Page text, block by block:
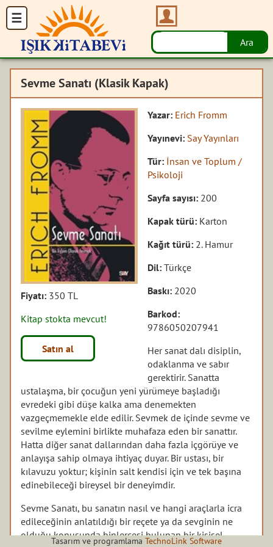
Sevme Sanatı (Klasik Kapak)
Fiyatı: 350 TL
Kitap stokta mevcut!
Satın al
Yazar: Erich Fromm
Yayınevi: Say Yayınları
Tür: İnsan ve Toplum /
Psikoloji
Sayfa sayısı: 200
Kapak türü: Karton
Kağıt türü: 2. Hamur
Dil:Türkçe
Baskı: 2020
Barkod:
9786050207941
Her sanat dalı disiplin,
odaklanma ve sabır
gerektirir. Sanatta
ustalaşma, bir çocuğun yeni yürümeye başladığı
evredeki gibi düşe kalka ama denemekten
vazgeçmemekle elde edilir. Sevmek de içinde sevme ve
sevilme eylemini birlikte muhafaza eden bir sanattır.
Hatta diğer sanat dallarından daha fazla içgörüye ve
anlayışa sahip olmaya ihtiyaç duyar. Bir ustası, bir
kılavuzu yoktur; kişinin salt kendisi için ve tek başına
edinebileceği bireysel bir deneyimdir.
Sevme Sanatı, bu sanatın nasıl ve hangi araçlarla icra
edileceğinin anlatıldığı bir reçete ya da sevginin ne
olduğu konusunda binlercesi bulunan bir kişisel
Tasarım ve programlama TechnoLink Software